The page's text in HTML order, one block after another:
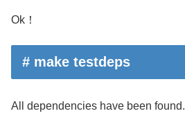
Ok！
# make testdeps
All dependencies have been found.